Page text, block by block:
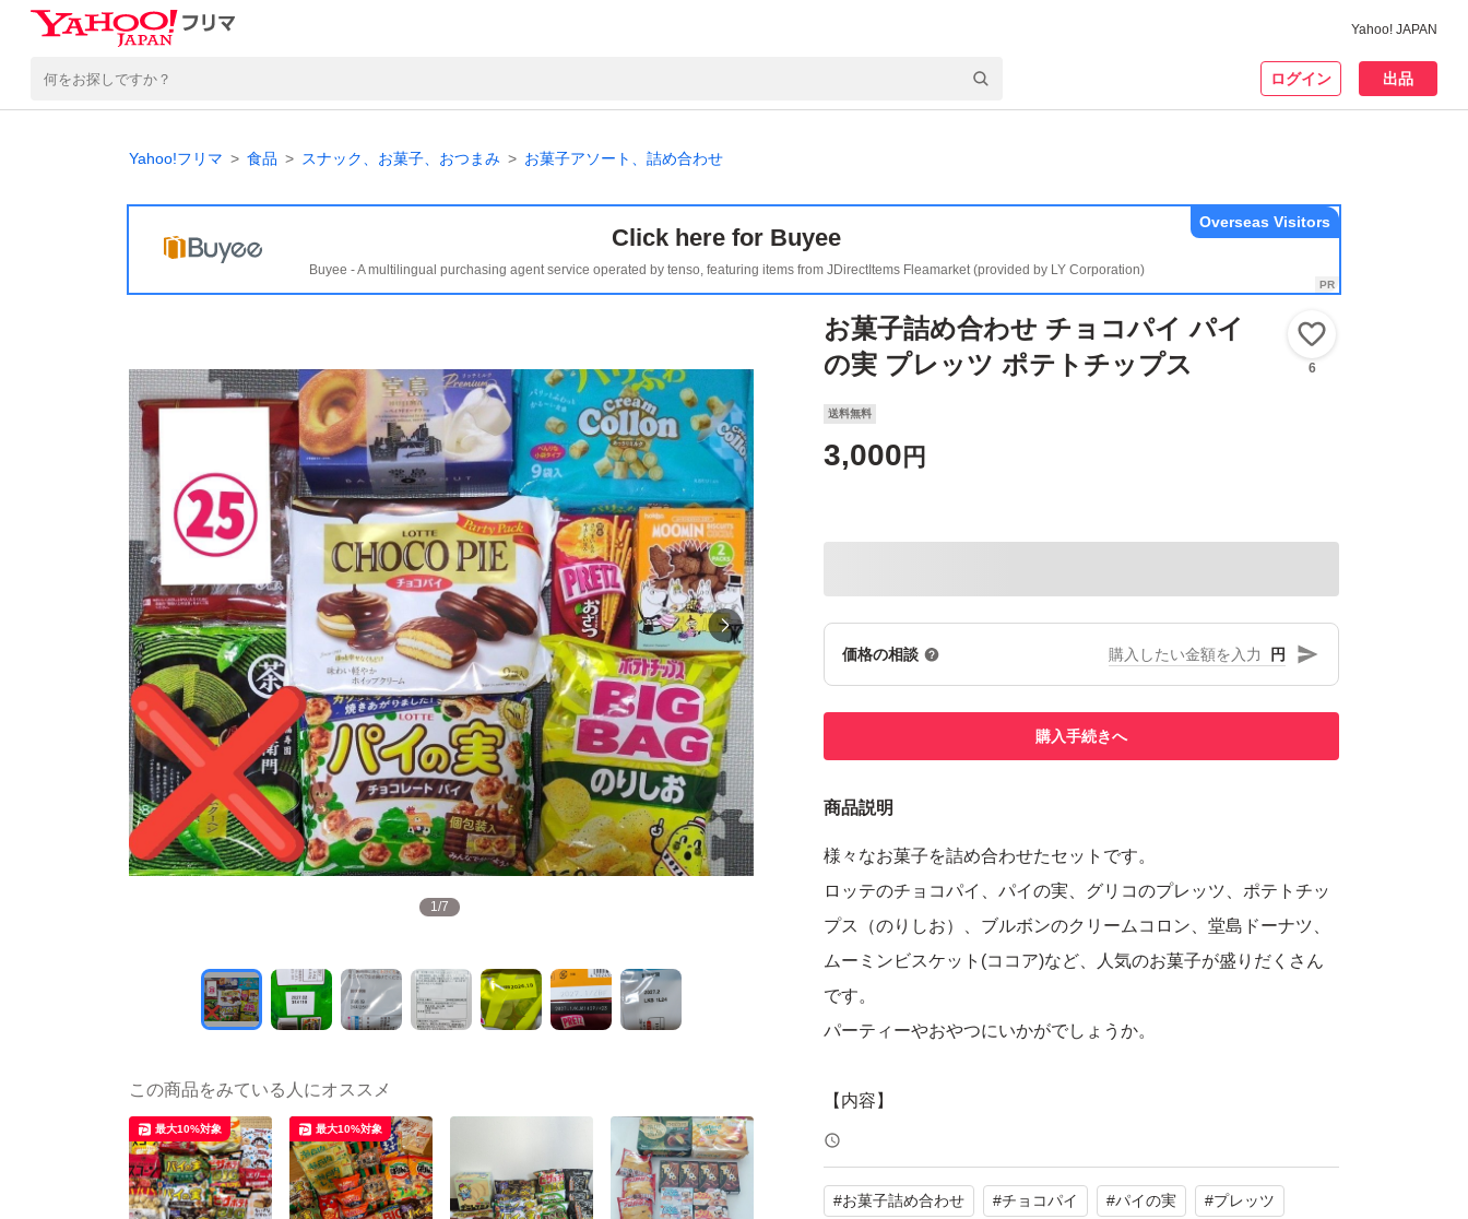
Yahoo! JAPAN
ログイン 出品
Yahoo!フリマ 食品 スナック、お菓子、おつまみ お菓子アソート、詰め合わせ
Click here for Buyee
Buyee - A multilingual purchasing agent service operated by tenso, featuring items from JDirectItems Fleamarket (provided by LY Corporation)
Overseas Visitors
1/7
お菓子詰め合わせ チョコパイ パイ
の実 プレッツ ポテトチップス
6
送料無料
3,000 円
価格の相談 円
購入手続きへ
商品説明
様々なお菓子を詰め合わせたセットです。
ロッテのチョコパイ、パイの実、グリコのプレッツ、ポテトチッ
プス（のりしお）、ブルボンのクリームコロン、堂島ドーナツ、
ムーミンビスケット(ココア)など、人気のお菓子が盛りだくさん
です。
パーティーやおやつにいかがでしょうか。
【内容】
・ロッテ チョコパイ
・ロッテ パイの実
・グリコ プレッツ おさつ
#お菓子詰め合わせ #チョコパイ #パイの実 #プレッツ
この商品をみている人にオススメ
最大10%対象 最大10%対象